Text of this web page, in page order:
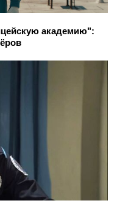
академию":